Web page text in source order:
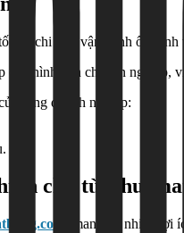
ưu chi phí, vận hành ổn định
hình ảnh chuyên nghiệp,
từng doanh nghiệp:
chủ từ
, mang lại nhiều lợi